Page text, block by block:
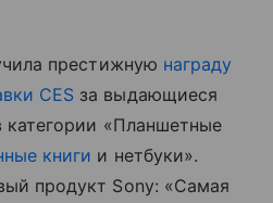
престижную награду
CES за выдающиеся
категории «Планшетные
книги и нетбуки».
продукт Sony: «Самая